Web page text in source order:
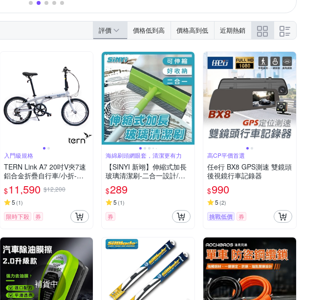
評價 價格低到高 價格高到低 近期熱銷
入門級規格
TERN Link A7 20吋V夾7速
鋁合金折疊自行車/小折-白
金底藍標
$11,590 $12,200
5 (1)
限時下殺 券
海綿刷頭網眼套，清潔更有力
【SINYI 新翊】伸縮式加長
玻璃清潔刷-二合一設計/海
綿刷頭/橡膠刮刀
$289
5 (1)
券
高CP平價首選
任e行 BX8 GPS測速 雙鏡頭
後視鏡行車記錄器
$990
5 (2)
挑戰低價 券
補貨中